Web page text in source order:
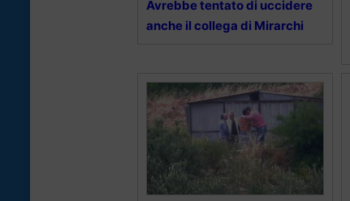
Avrebbe tentato di uccidere
anche il collega di Mirarchi